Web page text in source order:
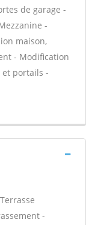
de garage -
-
maison,
- Modification
portails -
-